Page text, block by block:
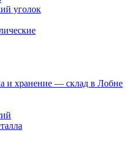
уголок
и хранение — склад в Лобне